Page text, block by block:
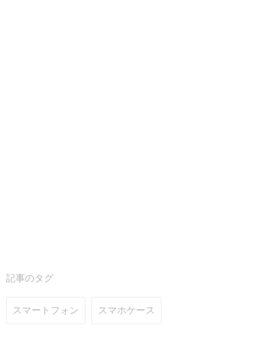
記事のタグ
スマートフォン スマホケース